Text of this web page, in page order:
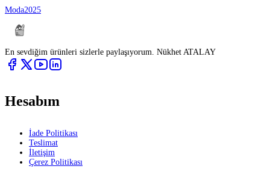
Moda2025
En sevdiğim ürünleri sizlerle paylaşıyorum. Nükhet ATALAY
Hesabım
İade Politikası
Teslimat
İletişim
Çerez Politikası